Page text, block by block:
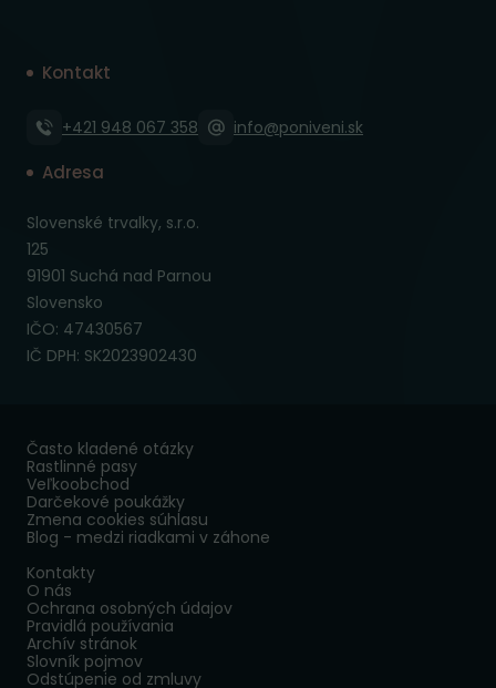
Kontakt
+421 948 067 358 info@poniveni.sk
Adresa
Slovenské trvalky, s.r.o.
125
91901 Suchá nad Parnou
Slovensko
IČO: 47430567
IČ DPH: SK2023902430
Často kladené otázky
Rastlinné pasy
Veľkoobchod
Darčekové poukážky
Zmena cookies súhlasu
Blog - medzi riadkami v záhone
Kontakty
O nás
Ochrana osobných údajov
Pravidlá používania
Archív stránok
Slovník pojmov
Odstúpenie od zmluvy